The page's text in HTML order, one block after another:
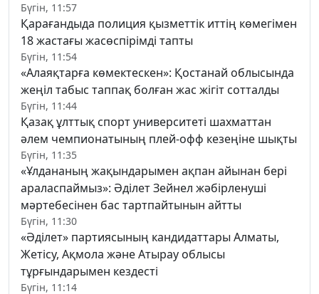
Бүгін, 11:57
Қарағандыда полиция қызметтік иттің көмегімен
18 жастағы жасөспірімді тапты
Бүгін, 11:54
«Алаяқтарға көмектескен»: Қостанай облысында
жеңіл табыс таппақ болған жас жігіт сотталды
Бүгін, 11:44
Қазақ ұлттық спорт университеті шахматтан
әлем чемпионатының плей-офф кезеңіне шықты
Бүгін, 11:35
«Ұлдананың жақындарымен ақпан айынан бері
араласпаймыз»: Әділет Зейнел жәбірленуші
мәртебесінен бас тартпайтынын айтты
Бүгін, 11:30
«Әділет» партиясының кандидаттары Алматы,
Жетісу, Ақмола және Атырау облысы
тұрғындарымен кездесті
Бүгін, 11:14